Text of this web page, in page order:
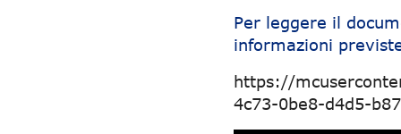
Per leggere il
informazioni
https://
4c73-0be8-d4d5-